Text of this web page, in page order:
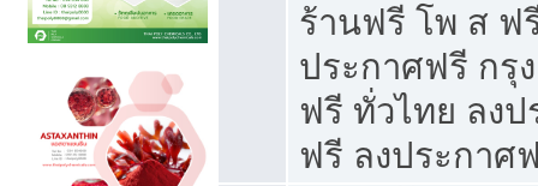
ร้านฟรี โพ ส ฟ
ประกาศฟรี กรุ
ฟรี ทั่วไทย ลง
ฟรี ลงประกาศ